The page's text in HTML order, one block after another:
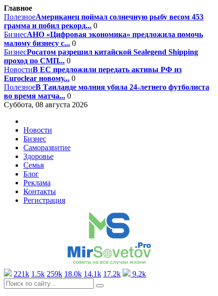
Главное
ПолезноеАмериканец поймал солнечную рыбу весом 453
грамма и побил рекорд... 0
БизнесАНО «Цифровая экономика» предложила помочь
малому бизнесу с... 0
БизнесРосатом разрешил китайской Sealegend Shipping
проход по СМП... 0
НовостиВ ЕС предложили передать активы РФ из
Euroclear новому... 0
ПолезноеВ Таиланде молния убила 24-летнего футболиста
во время матча... 0
Суббота, 08 августа 2026
Новости
Бизнес
Саморазвитие
Здоровье
Семья
Блог
Реклама
Контакты
Регистрация
221k 1.5k 259k 18.0k 14.1k 17.2k 9.2k